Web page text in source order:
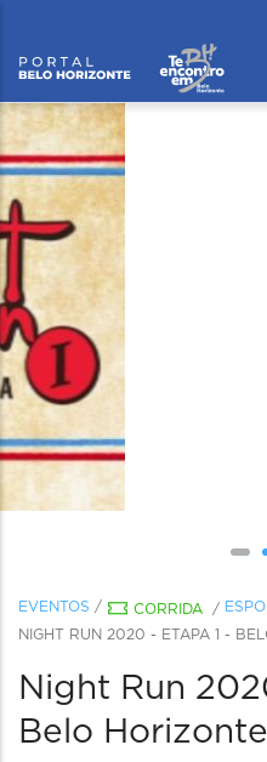
EVENTOS / CORRIDA /
NIGHT RUN 2020 - ETAPA 1 -
Night Run
Belo Horizonte